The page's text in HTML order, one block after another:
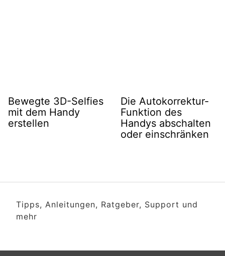
Bewegte 3D-Selfies
mit dem Handy
erstellen
Die Autokorrektur-
Funktion des
Handys abschalten
oder einschränken
Tipps, Anleitungen, Ratgeber, Support und
mehr